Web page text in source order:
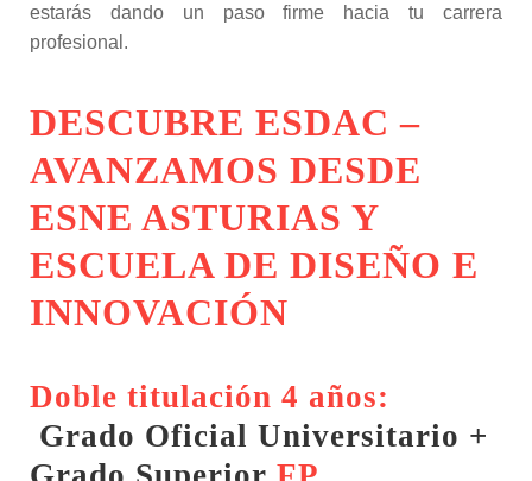
estarás dando un paso firme hacia tu carrera
profesional.
DESCUBRE ESDAC –
AVANZAMOS DESDE
ESNE ASTURIAS Y
ESCUELA DE DISEÑO E
INNOVACIÓN
Doble titulación 4 años:
Grado Oficial Universitario +